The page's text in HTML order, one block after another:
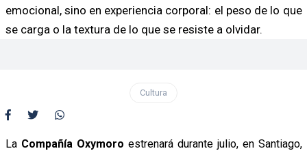
emocional, sino en experiencia corporal: el peso de lo que
se carga o la textura de lo que se resiste a olvidar.
Cultura
La Compañía Oxymoro estrenará durante julio, en Santiago,